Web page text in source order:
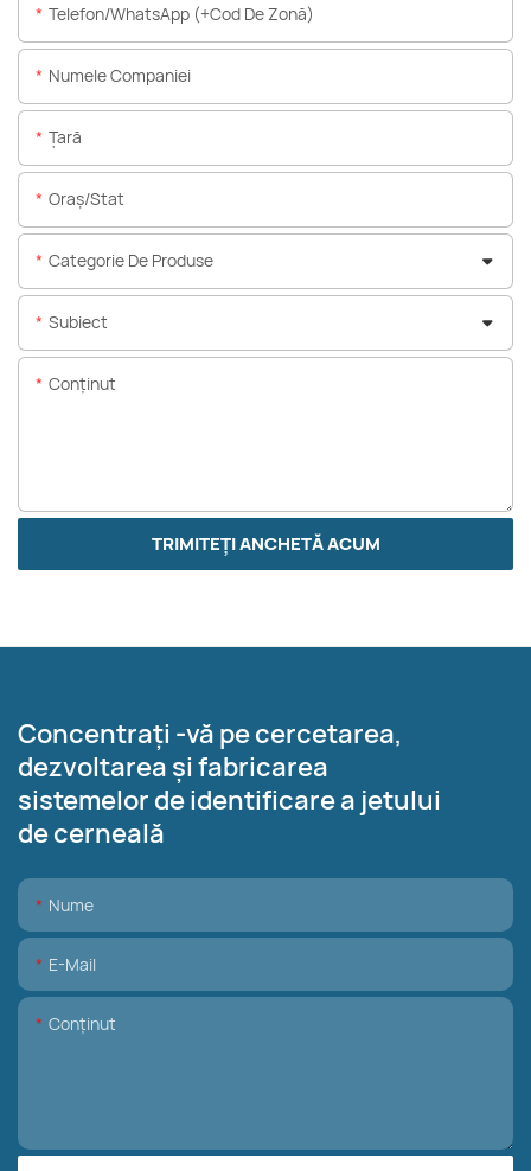
Telefon/WhatsApp (+Cod De Zonă)
Numele Companiei
Ţară
Oraș/stat
Categorie De Produse
Subiect
Conţinut
TRIMITEȚI ANCHETĂ ACUM
Concentrați -vă pe cercetarea,
dezvoltarea și fabricarea
sistemelor de identificare a jetului
de cerneală
Nume
E-Mail
Conţinut